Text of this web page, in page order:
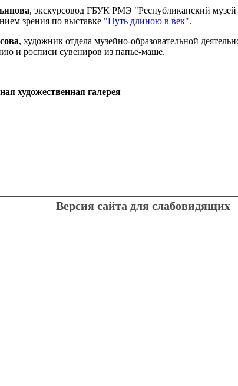
, экскурсовод ГБУК РМЭ "Республиканский музей
зрения по выставке "Путь длиною в век".
, художник отдела музейно-образовательной
и росписи сувениров из папье-маше.
художественная галерея
Версия сайта для слабовидящих